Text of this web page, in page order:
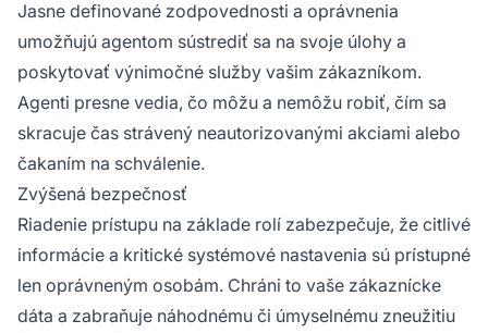
Jasne definované zodpovednosti a oprávnenia
umožňujú agentom sústrediť sa na svoje úlohy a
poskytovať výnimočné služby vašim zákazníkom.
Agenti presne vedia, čo môžu a nemôžu robiť, čím sa
skracuje čas strávený neautorizovanými akciami alebo
čakaním na schválenie.
Zvýšená bezpečnosť
Riadenie prístupu na základe rolí zabezpečuje, že citlivé
informácie a kritické systémové nastavenia sú prístupné
len oprávneným osobám. Chráni to vaše zákaznícke
dáta a zabraňuje náhodnému či úmyselnému zneužitiu